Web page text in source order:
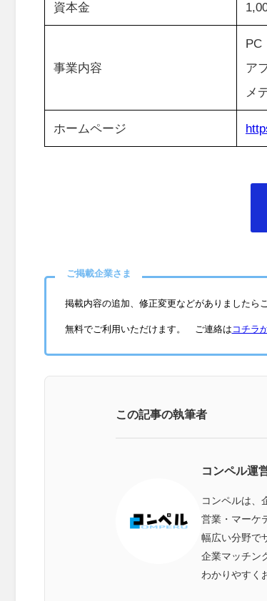
資本金
事業内容
PC
ア
メ
ホームページ
ご掲載企業さま
掲載内容の追加、修正変更などがありましたら
無料でご利用いただけます。 ご連絡は コチラ
この記事の執筆者
コンペル運
コンペルは、
営業・マーケ
幅広い分野で
企業マッチン
わかりやすく